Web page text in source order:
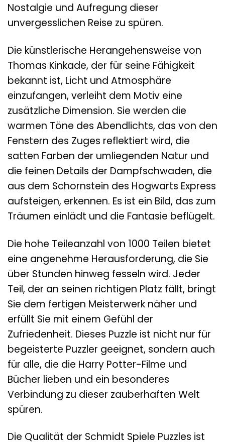
Nostalgie und Aufregung dieser
unvergesslichen Reise zu spüren.
Die künstlerische Herangehensweise von
Thomas Kinkade, der für seine Fähigkeit
bekannt ist, Licht und Atmosphäre
einzufangen, verleiht dem Motiv eine
zusätzliche Dimension. Sie werden die
warmen Töne des Abendlichts, das von den
Fenstern des Zuges reflektiert wird, die
satten Farben der umliegenden Natur und
die feinen Details der Dampfschwaden, die
aus dem Schornstein des Hogwarts Express
aufsteigen, erkennen. Es ist ein Bild, das zum
Träumen einlädt und die Fantasie beflügelt.
Die hohe Teileanzahl von 1000 Teilen bietet
eine angenehme Herausforderung, die Sie
über Stunden hinweg fesseln wird. Jeder
Teil, der an seinen richtigen Platz fällt, bringt
Sie dem fertigen Meisterwerk näher und
erfüllt Sie mit einem Gefühl der
Zufriedenheit. Dieses Puzzle ist nicht nur für
begeisterte Puzzler geeignet, sondern auch
für alle, die die Harry Potter-Filme und
Bücher lieben und ein besonderes
Verbindung zu dieser zauberhaften Welt
spüren.
Die Qualität der Schmidt Spiele Puzzles ist